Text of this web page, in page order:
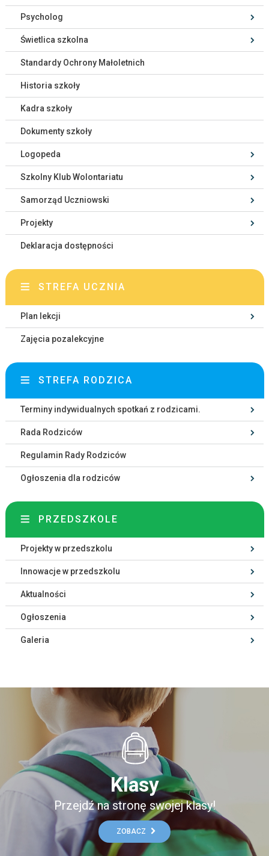
Psycholog
Świetlica szkolna
Standardy Ochrony Małoletnich
Historia szkoły
Kadra szkoły
Dokumenty szkoły
Logopeda
Szkolny Klub Wolontariatu
Samorząd Uczniowski
Projekty
Deklaracja dostępności
STREFA UCZNIA
Plan lekcji
Zajęcia pozalekcyjne
STREFA RODZICA
Terminy indywidualnych spotkań z rodzicami.
Rada Rodziców
Regulamin Rady Rodziców
Ogłoszenia dla rodziców
PRZEDSZKOLE
Projekty w przedszkolu
Innowacje w przedszkolu
Aktualności
Ogłoszenia
Galeria
Klasy
Przejdź na stronę swojej klasy!
ZOBACZ